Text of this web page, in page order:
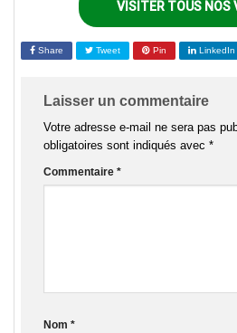
VISITER TOUS NOS
Share Tweet Pin LinkedIn
Laisser un commentaire
Votre adresse e-mail ne sera pas
obligatoires sont indiqués avec *
Commentaire *
Nom *